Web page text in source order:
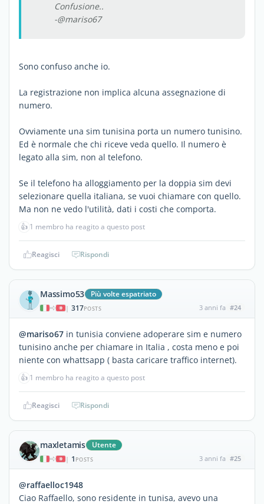
Confusione..
-@mariso67
Sono confuso anche io.
La registrazione non implica alcuna assegnazione di
numero.
Ovviamente una sim tunisina porta un numero tunisino.
Ed è normale che chi riceve veda quello. Il numero è
legato alla sim, non al telefono.
Se il telefono ha alloggiamento per la doppia sim devi
selezionare quella italiana, se vuoi chiamare con quello.
Ma non ne vedo l'utilità, dati i costi che comporta.
👍 1 membro ha reagito a questo post
Reagisci Rispondi
Massimo53 Più volte espatriato
| 317POSTS 3 anni fa #24
@mariso67 in tunisia conviene adoperare sim e numero
tunisino anche per chiamare in Italia , costa meno e poi
niente con whattsapp ( basta caricare traffico internet).
👍 1 membro ha reagito a questo post
Reagisci Rispondi
maxletamis Utente
| 1 POSTS 3 anni fa #25
@raffaelloc1948
Ciao Raffaello, sono residente in tunisa, avevo una